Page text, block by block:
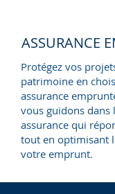
ASSURANCE
Protégez vos
patrimoine en
assurance
vous guidons dans
assurance qui
tout en optimisant
votre emprunt.